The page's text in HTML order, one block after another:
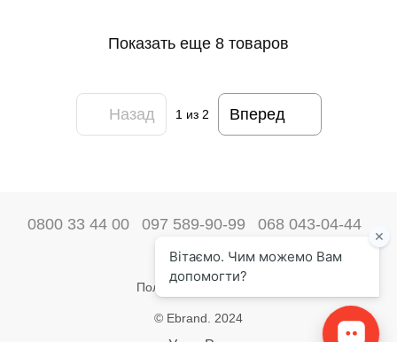
Показать еще 8 товаров
Назад 1из 2 Вперед
0800 33 44 00 097 589-90-99 068 043-04-44
Наши контакты
Полная версия сайта
© Ebrand. 2024